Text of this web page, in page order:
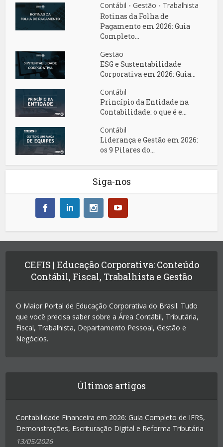
Contábil • Gestão • Trabalhista
Rotinas da Folha de
Pagamento em 2026: Guia
Completo...
Gestão
ESG e Sustentabilidade
Corporativa em 2026: Guia...
Contábil
Princípio da Entidade na
Contabilidade: o que é e...
Contábil
Liderança e Gestão em 2026:
os 9 Pilares do...
Siga-nos
CEFIS | Educação Corporativa: Conteúdo
Contábil, Fiscal, Trabalhista e Gestão
O Maior Portal de Educação Corporativa do Brasil. Tudo
que você precisa saber sobre a Área Contábil, Tributária,
Fiscal, Trabalhista, Departamento Pessoal, Gestão e
Negócios.
Últimos artigos
Contabilidade Financeira em 2026: Guia Completo de IFRS,
Demonstrações, Escrituração Digital e Reforma Tributária
13/05/2026